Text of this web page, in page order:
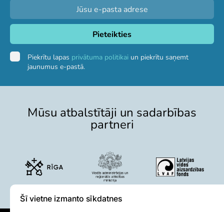
Piekrītu lapas privātuma politikai un piekrītu saņemt
jaunumus e-pastā.
Mūsu atbalstītāji un sadarbības
partneri
Šī vietne izmanto sīkdatnes